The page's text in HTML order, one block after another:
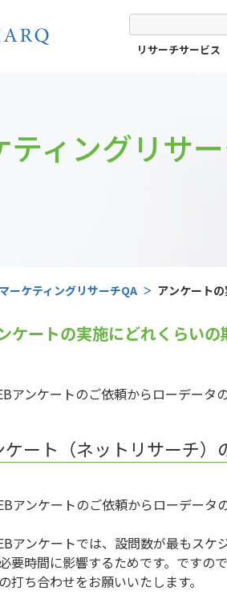
リサーチサービス
ティングリサ
マーケティングリサーチQA アンケート
ケートの実施にどれくらいの
アンケートのご依頼からローデータ
ケート（ネットリサーチ）
アンケートのご依頼からローデータ
アンケートでは、設問数が最もス
要時間に影響するためです。ですの
打ち合わせをお願いいたします。